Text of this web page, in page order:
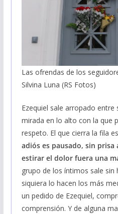
Las ofrendas de los
Silvina Luna (RS Fotos)
Ezequiel sale arropado
mirada en lo alto con la que
respeto. El que cierra la fila
adiós es pausado, sin prisa
estirar el dolor fuera una
grupo de los íntimos sale sin
siquiera lo hacen los más
un pedido de Ezequiel,
comprensión. Y de alguna